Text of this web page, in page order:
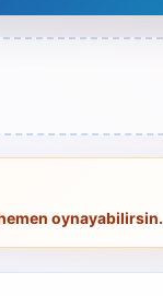
oynayabilirsin.